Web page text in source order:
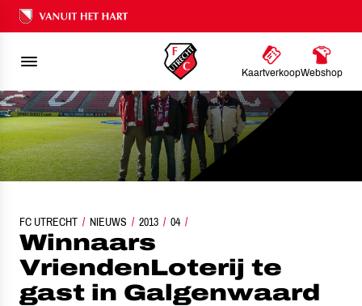
Ons nalatenschap
KaartverkoopWebshop
FC UTRECHT NIEUWS 2013 04
WINNAARS VRIENDENLOTERIJ TE GAST IN GALGENWAARD
Winnaars
VriendenLoterij te
gast in Galgenwaard